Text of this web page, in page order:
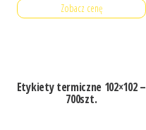
Zobacz cenę
Etykiety termiczne 102×102 –
700szt.